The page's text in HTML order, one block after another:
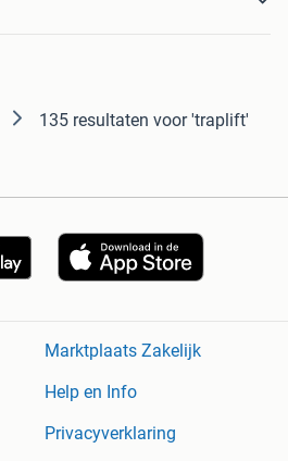
135 resultaten voor 'traplift'
Marktplaats Zakelijk
Help en Info
Privacyverklaring